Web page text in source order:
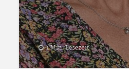
1 Min. Lesezeit